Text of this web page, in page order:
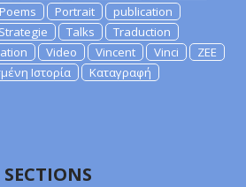
Poems Portrait
publication
Strategie Talks
Traduction
Video Vincent Vinci
ZEE
Ιστορία Καταγραφή
SECTIONS